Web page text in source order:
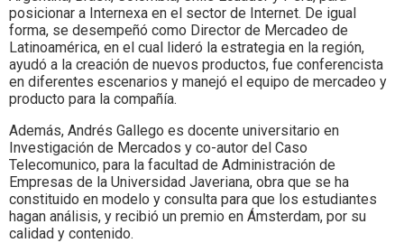
posicionar a Internexa en el sector de Internet. De igual
forma, se desempeñó como Director de Mercadeo de
Latinoamérica, en el cual lideró la estrategia en la región,
ayudó a la creación de nuevos productos, fue conferencista
en diferentes escenarios y manejó el equipo de mercadeo y
producto para la compañía.
Además, Andrés Gallego es docente universitario en
Investigación de Mercados y co-autor del Caso
Telecomunico, para la facultad de Administración de
Empresas de la Universidad Javeriana, obra que se ha
constituido en modelo y consulta para que los estudiantes
hagan análisis, y recibió un premio en Ámsterdam, por su
calidad y contenido.